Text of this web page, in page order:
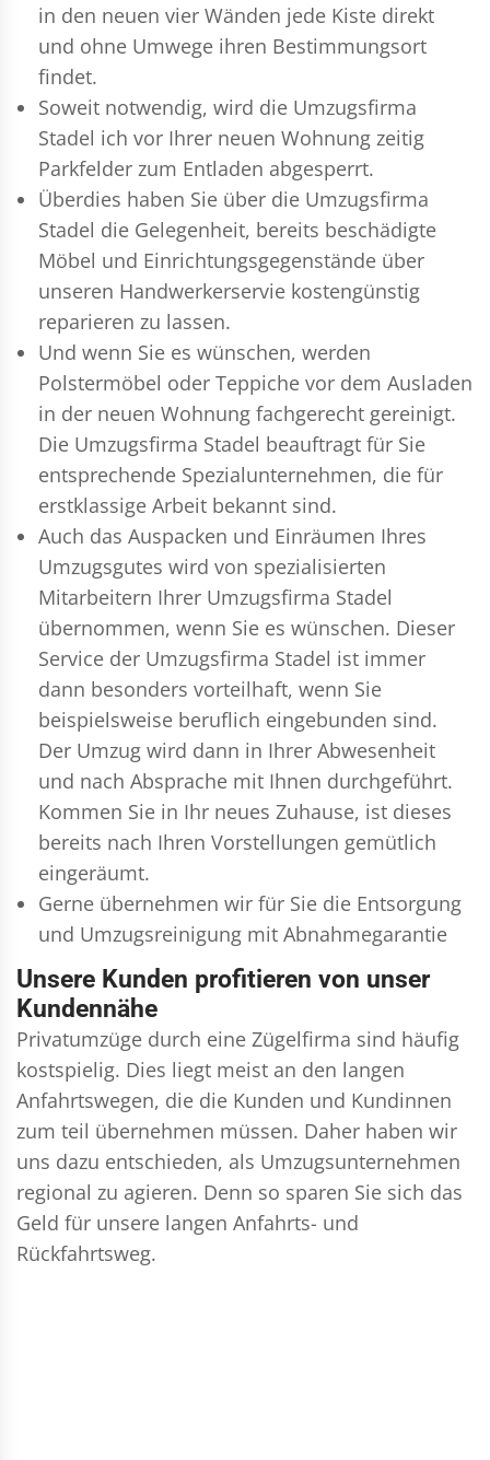
in den neuen vier Wänden jede Kiste direkt
und ohne Umwege ihren Bestimmungsort
findet.
Soweit notwendig, wird die Umzugsfirma
Stadel ich vor Ihrer neuen Wohnung zeitig
Parkfelder zum Entladen abgesperrt.
Überdies haben Sie über die Umzugsfirma
Stadel die Gelegenheit, bereits beschädigte
Möbel und Einrichtungsgegenstände über
unseren Handwerkerservie kostengünstig
reparieren zu lassen.
Und wenn Sie es wünschen, werden
Polstermöbel oder Teppiche vor dem Ausladen
in der neuen Wohnung fachgerecht gereinigt.
Die Umzugsfirma Stadel beauftragt für Sie
entsprechende Spezialunternehmen, die für
erstklassige Arbeit bekannt sind.
Auch das Auspacken und Einräumen Ihres
Umzugsgutes wird von spezialisierten
Mitarbeitern Ihrer Umzugsfirma Stadel
übernommen, wenn Sie es wünschen. Dieser
Service der Umzugsfirma Stadel ist immer
dann besonders vorteilhaft, wenn Sie
beispielsweise beruflich eingebunden sind.
Der Umzug wird dann in Ihrer Abwesenheit
und nach Absprache mit Ihnen durchgeführt.
Kommen Sie in Ihr neues Zuhause, ist dieses
bereits nach Ihren Vorstellungen gemütlich
eingeräumt.
Gerne übernehmen wir für Sie die Entsorgung
und Umzugsreinigung mit Abnahmegarantie
Unsere Kunden profitieren von unser
Kundennähe
Privatumzüge durch eine Zügelfirma sind häufig
kostspielig. Dies liegt meist an den langen
Anfahrtswegen, die die Kunden und Kundinnen
zum teil übernehmen müssen. Daher haben wir
uns dazu entschieden, als Umzugsunternehmen
regional zu agieren. Denn so sparen Sie sich das
Geld für unsere langen Anfahrts- und
Rückfahrtsweg.